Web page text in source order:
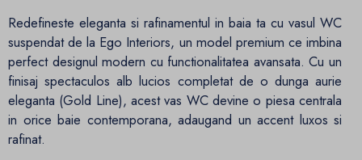
Redefineste eleganta si rafinamentul in baia ta cu vasul WC
suspendat de la Ego Interiors, un model premium ce imbina
perfect designul modern cu functionalitatea avansata. Cu un
finisaj spectaculos alb lucios completat de o dunga aurie
eleganta (Gold Line), acest vas WC devine o piesa centrala
in orice baie contemporana, adaugand un accent luxos si
rafinat.